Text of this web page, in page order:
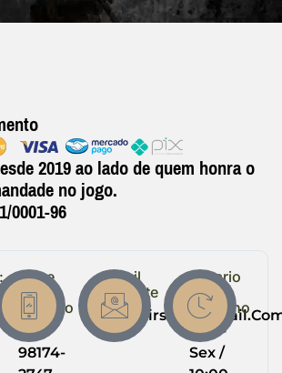
2019 ao lado de quem honra o
no jogo.
0001-96
Entre
em
Contato
(64)
98174-
Email
Suporte
Horario
de
Trabalho
Seg -
Sex /